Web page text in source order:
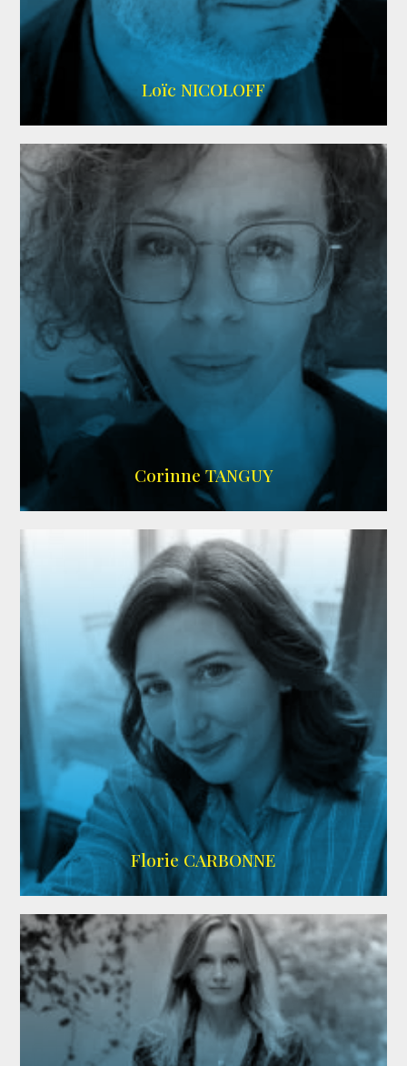
Wikipedia
Loïc NICOLOFF
SITE OFFICIEL
Corinne TANGUY
Imdb
Florie CARBONNE